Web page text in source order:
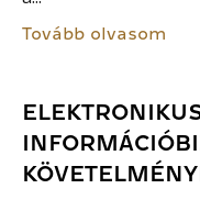
Tovább olvasom